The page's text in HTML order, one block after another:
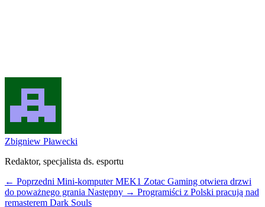
Zbigniew Pławecki
Redaktor, specjalista ds. esportu
← Poprzedni Mini-komputer MEK1 Zotac Gaming otwiera drzwi
do poważnego grania Następny → Programiści z Polski pracują nad
remasterem Dark Souls